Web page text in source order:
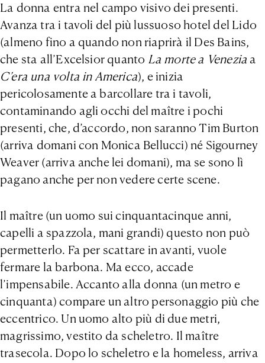
La donna entra nel campo visivo dei presenti.
Avanza tra i tavoli del più lussuoso hotel del Lido
(almeno fino a quando non riaprirà il Des Bains,
che sta all’Excelsior quanto La morte a Venezia a
C’era una volta in America), e inizia
pericolosamente a barcollare tra i tavoli,
contaminando agli occhi del maître i pochi
presenti, che, d’accordo, non saranno Tim Burton
(arriva domani con Monica Bellucci) né Sigourney
Weaver (arriva anche lei domani), ma se sono lì
pagano anche per non vedere certe scene.
Il maître (un uomo sui cinquantacinque anni,
capelli a spazzola, mani grandi) questo non può
permetterlo. Fa per scattare in avanti, vuole
fermare la barbona. Ma ecco, accade
l’impensabile. Accanto alla donna (un metro e
cinquanta) compare un altro personaggio più che
eccentrico. Un uomo alto più di due metri,
magrissimo, vestito da scheletro. Il maître
trasecola. Dopo lo scheletro e la homeless, arriva